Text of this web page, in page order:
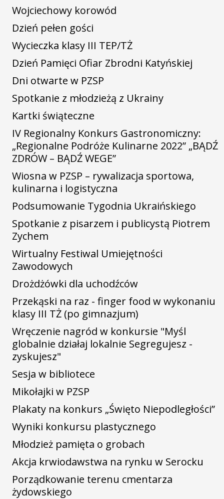
Wojciechowy korowód
Dzień pełen gości
Wycieczka klasy III TEP/TŻ
Dzień Pamięci Ofiar Zbrodni Katyńskiej
Dni otwarte w PZSP
Spotkanie z młodzieżą z Ukrainy
Kartki świąteczne
IV Regionalny Konkurs Gastronomiczny:
„Regionalne Podróże Kulinarne 2022” „BĄDŹ
ZDRÓW – BĄDŹ WEGE”
Wiosna w PZSP – rywalizacja sportowa,
kulinarna i logistyczna
Podsumowanie Tygodnia Ukraińskiego
Spotkanie z pisarzem i publicystą Piotrem
Zychem
Wirtualny Festiwal Umiejętności
Zawodowych
Drożdżówki dla uchodźców
Przekąski na raz - finger food w wykonaniu
klasy III TŻ (po gimnazjum)
Wręczenie nagród w konkursie "Myśl
globalnie działaj lokalnie Segregujesz -
zyskujesz"
Sesja w bibliotece
Mikołajki w PZSP
Plakaty na konkurs „Święto Niepodległości”
Wyniki konkursu plastycznego
Młodzież pamięta o grobach
Akcja krwiodawstwa na rynku w Serocku
Porządkowanie terenu cmentarza
żydowskiego